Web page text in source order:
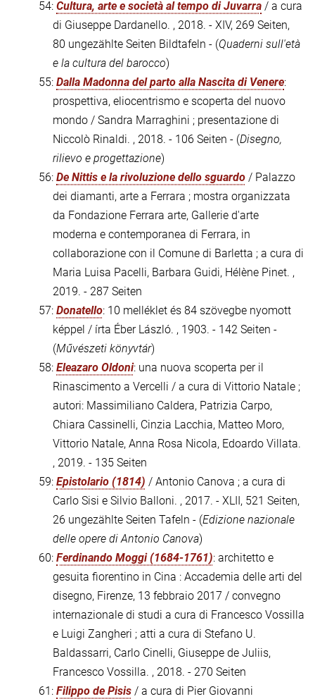
54: Cultura, arte e società al tempo di Juvarra / a cura
di Giuseppe Dardanello. , 2018. - XIV, 269 Seiten,
80 ungezählte Seiten Bildtafeln - (Quaderni sull'età
e la cultura del barocco)
55: Dalla Madonna del parto alla Nascita di Venere:
prospettiva, eliocentrismo e scoperta del nuovo
mondo / Sandra Marraghini ; presentazione di
Niccolò Rinaldi. , 2018. - 106 Seiten - (Disegno,
rilievo e progettazione)
56: De Nittis e la rivoluzione dello sguardo / Palazzo
dei diamanti, arte a Ferrara ; mostra organizzata
da Fondazione Ferrara arte, Gallerie d'arte
moderna e contemporanea di Ferrara, in
collaborazione con il Comune di Barletta ; a cura di
Maria Luisa Pacelli, Barbara Guidi, Hélène Pinet. ,
2019. - 287 Seiten
57: Donatello: 10 melléklet és 84 szövegbe nyomott
képpel / írta Éber László. , 1903. - 142 Seiten -
(Művészeti könyvtár)
58: Eleazaro Oldoni: una nuova scoperta per il
Rinascimento a Vercelli / a cura di Vittorio Natale ;
autori: Massimiliano Caldera, Patrizia Carpo,
Chiara Cassinelli, Cinzia Lacchia, Matteo Moro,
Vittorio Natale, Anna Rosa Nicola, Edoardo Villata.
, 2019. - 135 Seiten
59: Epistolario (1814) / Antonio Canova ; a cura di
Carlo Sisi e Silvio Balloni. , 2017. - XLII, 521 Seiten,
26 ungezählte Seiten Tafeln - (Edizione nazionale
delle opere di Antonio Canova)
60: Ferdinando Moggi (1684-1761): architetto e
gesuita fiorentino in Cina : Accademia delle arti del
disegno, Firenze, 13 febbraio 2017 / convegno
internazionale di studi a cura di Francesco Vossilla
e Luigi Zangheri ; atti a cura di Stefano U.
Baldassarri, Carlo Cinelli, Giuseppe de Juliis,
Francesco Vossilla. , 2018. - 270 Seiten
61: Filippo de Pisis / a cura di Pier Giovanni